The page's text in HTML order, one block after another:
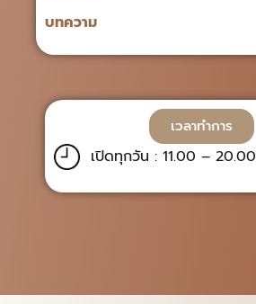
บทความ
เวลาทำการ
เปิดทุกวัน : 11.00 – 20.00